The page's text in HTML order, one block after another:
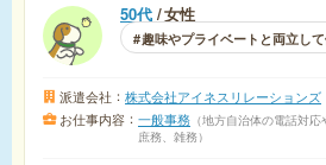
50代 女性
趣味やプライベートと両立し
派遣会社 株式会社アイネスリレーションズ
お仕事内容 一般事務
地方自治体の電話対
庶務、雑務